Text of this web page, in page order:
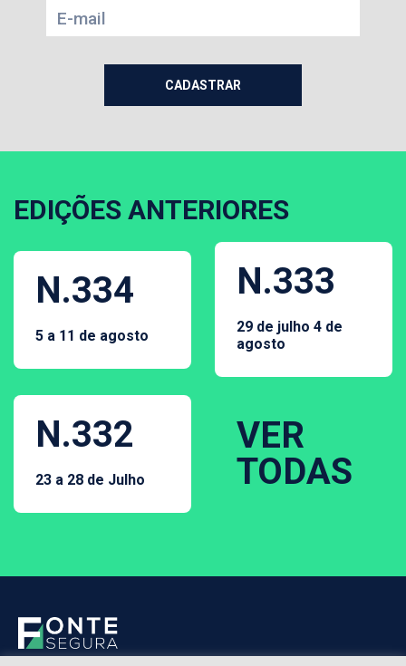
EDIÇÕES ANTERIORES
N.334
5 a 11 de agosto
N.333
29 de julho 4 de
agosto
N.332
23 a 28 de Julho
VER
TODAS